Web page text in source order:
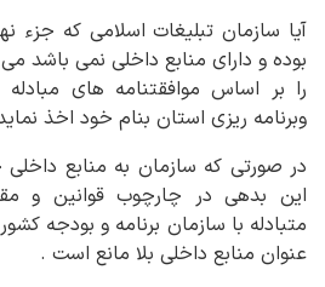
آیا سازمان تبلیغات اسلامی که جزء
بوده و دارای منابع داخلی نمی باشد
را بر اساس موافقتنامه های
وبرنامه ریزی استان بنام خود اخذ
در صورتی که سازمان به منابع
این بدهی در چارچوب قوانین و
متبادله با سازمان برنامه و بودجه
عنوان منابع داخلی بلا مانع است .